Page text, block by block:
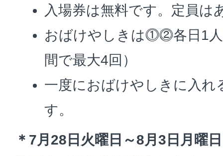
入場券は無料です。定員は
おばけやしきは⓵⓶各日1
間で最大4回）
一度におばけやしきに入れ
す。
＊7月28日火曜日～8月3日月曜